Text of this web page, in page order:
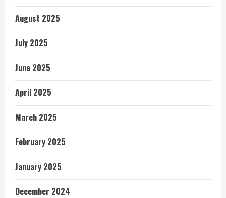
August 2025
July 2025
June 2025
April 2025
March 2025
February 2025
January 2025
December 2024